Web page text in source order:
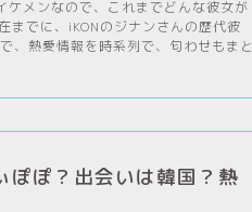
ケメンなので、これまでどんな彼女が
までに、iKONのジナンさんの歴代彼
、熱愛情報を時系列で、匂わせもまと
ぽぽ？出会いは韓国？熱